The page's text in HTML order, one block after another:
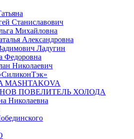
Станиславович
Михайловна
Александровна
Ладугин
Федоровна
Николаевич
MASHTAKOVA
ПОВЕЛИТЕЛЬ ХОЛОДА
Николаевна